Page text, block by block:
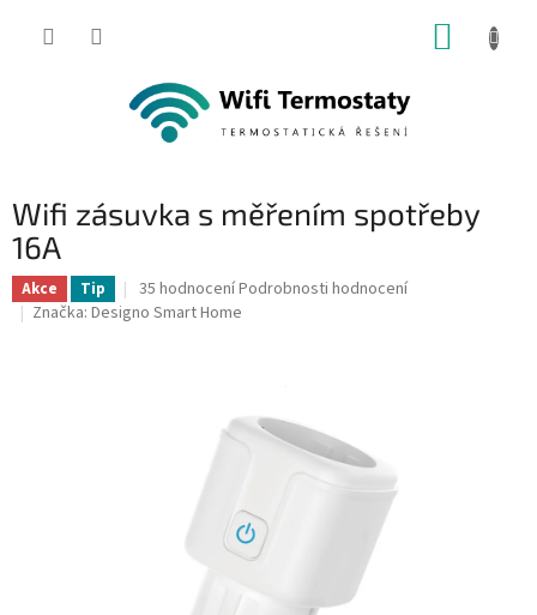
Wifi zásuvka s měřením spotřeby
16A
Akce Tip
Průměrné
hodnocení
35 hodnoceníPodrobnosti hodnocení
Značka: Designo Smart Home